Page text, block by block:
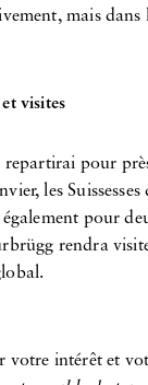
mais dans
visites
repartirai pour
les
pour
rendra
votre intérêt et